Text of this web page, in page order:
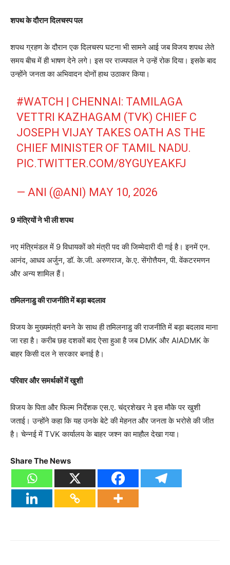
शपथ के दौरान दिलचस्प पल
शपथ ग्रहण के दौरान एक दिलचस्प घटना भी सामने आई जब विजय शपथ लेते
समय बीच में ही भाषण देने लगे। इस पर राज्यपाल ने उन्हें रोक दिया। इसके बाद
उन्होंने जनता का अभिवादन दोनों हाथ उठाकर किया।
#WATCH | CHENNAI: TAMILAGA
VETTRI KAZHAGAM (TVK) CHIEF C
JOSEPH VIJAY TAKES OATH AS THE
CHIEF MINISTER OF TAMIL NADU.
PIC.TWITTER.COM/8YGUYEAKFJ
— ANI (@ANI) MAY 10, 2026
9 मंत्रियों ने भी ली शपथ
नए मंत्रिमंडल में 9 विधायकों को मंत्री पद की जिम्मेदारी दी गई है। इनमें एन.
आनंद, आधव अर्जुन, डॉ. के.जी. अरुणराज, के.ए. सेंगोत्तैयन, पी. वेंकटरमणन
और अन्य शामिल हैं।
तमिलनाडु की राजनीति में बड़ा बदलाव
विजय के मुख्यमंत्री बनने के साथ ही तमिलनाडु की राजनीति में बड़ा बदलाव माना
जा रहा है। करीब छह दशकों बाद ऐसा हुआ है जब DMK और AIADMK के
बाहर किसी दल ने सरकार बनाई है।
परिवार और समर्थकों में खुशी
विजय के पिता और फिल्म निर्देशक एस.ए. चंद्रशेखर ने इस मौके पर खुशी
जताई। उन्होंने कहा कि यह उनके बेटे की मेहनत और जनता के भरोसे की जीत
है। चेन्नई में TVK कार्यालय के बाहर जश्न का माहौल देखा गया।
Share The News